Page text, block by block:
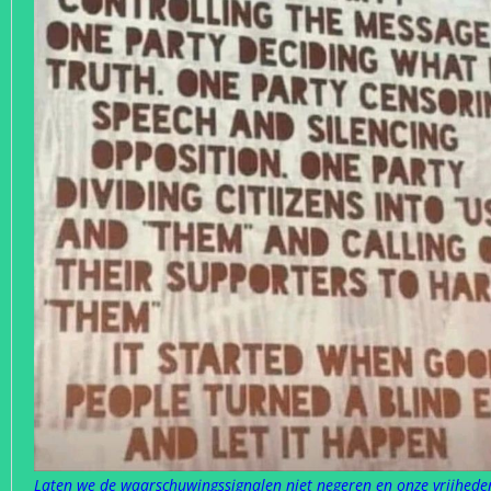
Laten we de waarschuwingssignalen niet negeren en onze